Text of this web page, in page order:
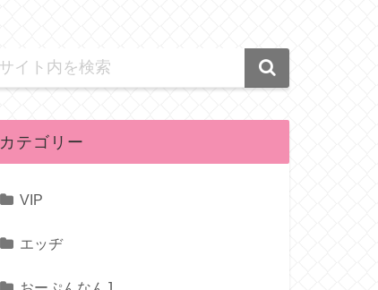
カテゴリー
VIP
エッヂ